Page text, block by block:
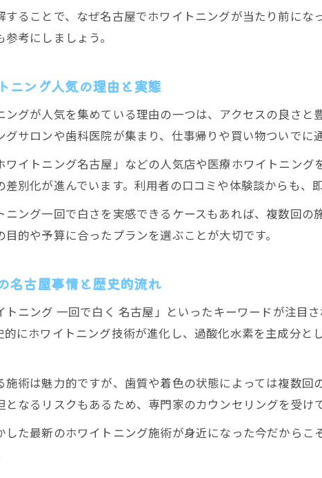
一回で白さ実感できる仕組み
歯科ホワイトニング名古
口コミで選ぶ名古屋ホワ
することで、なぜ名古屋でホワイトニングが当たり前に
考にしましょう。
ニング人気の理由と実態
ングが人気を集めている理由の一つは、アクセスの良さと
サロンや歯科医院が集まり、仕事帰りや買い物ついでに
ワイトニング名古屋」などの人気店や医療ホワイトニン
別化が進んでいます。利用者の口コミや体験談からも、
ニング一回で白さを実感できるケースもあれば、複数回
的や予算に合ったプランを選ぶことが大切です。
名古屋事情と歴史的流れ
トニング 一回で白く 名古屋」といったキーワードが注目
的にホワイトニング技術が進化し、過酸化水素を主成分
施術は魅力的ですが、歯質や着色の状態によっては複数
となるリスクもあるため、専門家のカウンセリングを受け
した最新のホワイトニング施術が身近になった今だから
ご予約はこ
ご予約はこ